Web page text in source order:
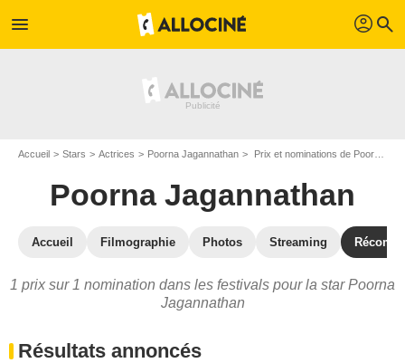
menu profil search
Accueil Stars Actrices Poorna Jagannathan Prix et nominations de Poorna Jagannathan
Poorna Jagannathan
Accueil Filmographie Photos Streaming
1 prix sur 1 nomination dans les festivals pour la star Poorna
Jagannathan
Résultats annoncés